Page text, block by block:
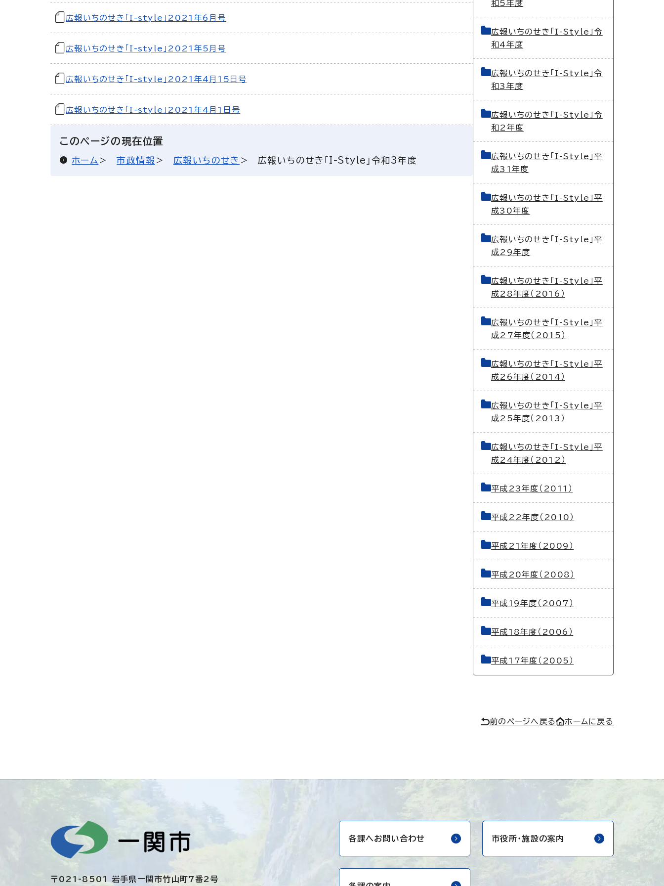
広報いちのせき「I-style」2021年6月号
広報いちのせき「I-style」2021年5月号
広報いちのせき「I-style」2021年4月15日号
広報いちのせき「I-style」2021年4月1日号
このページの現在位置
ホーム 市政情報 広報いちのせき 広報いちのせき「I-Style」令和3年度
和5年度
広報いちのせき「I-Style」令
和4年度
広報いちのせき「I-Style」令
和3年度
広報いちのせき「I-Style」令
和2年度
広報いちのせき「I-Style」平
成31年度
広報いちのせき「I-Style」平
成30年度
広報いちのせき「I-Style」平
成29年度
広報いちのせき「I-Style」平
成28年度（2016）
広報いちのせき「I-Style」平
成27年度（2015）
広報いちのせき「I-Style」平
成26年度（2014）
広報いちのせき「I-Style」平
成25年度（2013）
広報いちのせき「I-Style」平
成24年度（2012）
平成23年度（2011）
平成22年度（2010）
平成21年度（2009）
平成20年度（2008）
平成19年度（2007）
平成18年度（2006）
平成17年度（2005）
前のページへ戻る ホームに戻る
〒021-8501 岩手県一関市竹山町7番2号
各課へお問い合わせ 市役所・施設の案内